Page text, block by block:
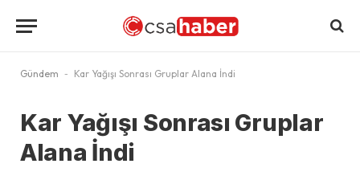
Gündem - Kar Yağışı Sonrası Gruplar Alana İndi
Kar Yağışı Sonrası Gruplar
Alana İndi